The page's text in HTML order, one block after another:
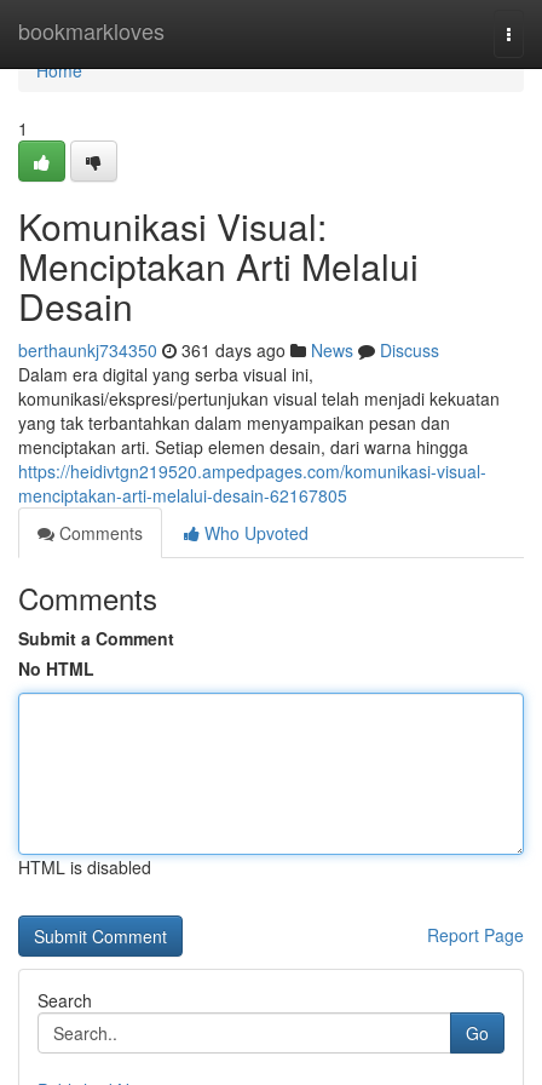
bookmarkloves
Home
Home
1
Komunikasi Visual:
Menciptakan Arti Melalui
Desain
berthaunkj734350 361 days ago News
Discuss
Dalam era digital yang serba visual ini,
komunikasi/ekspresi/pertunjukan visual telah menjadi kekuatan
yang tak terbantahkan dalam menyampaikan pesan dan
menciptakan arti. Setiap elemen desain, dari warna hingga
https://heidivtgn219520.ampedpages.com/komunikasi-visual-
menciptakan-arti-melalui-desain-62167805
Comments
Who Upvoted
Comments
Submit a Comment
No HTML
HTML is disabled
Report Page
Search
Go